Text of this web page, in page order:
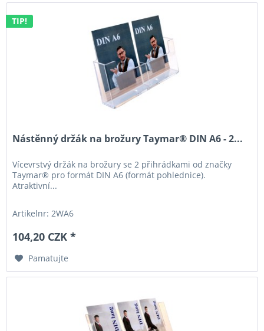
TIP!
Nástěnný držák na brožury Taymar® DIN A6 - 2...
Vícevrstvý držák na brožury se 2 přihrádkami od značky
Taymar® pro formát DIN A6 (formát pohlednice).
Atraktivní...
Artikelnr: 2WA6
104,20 CZK *
Pamatujte